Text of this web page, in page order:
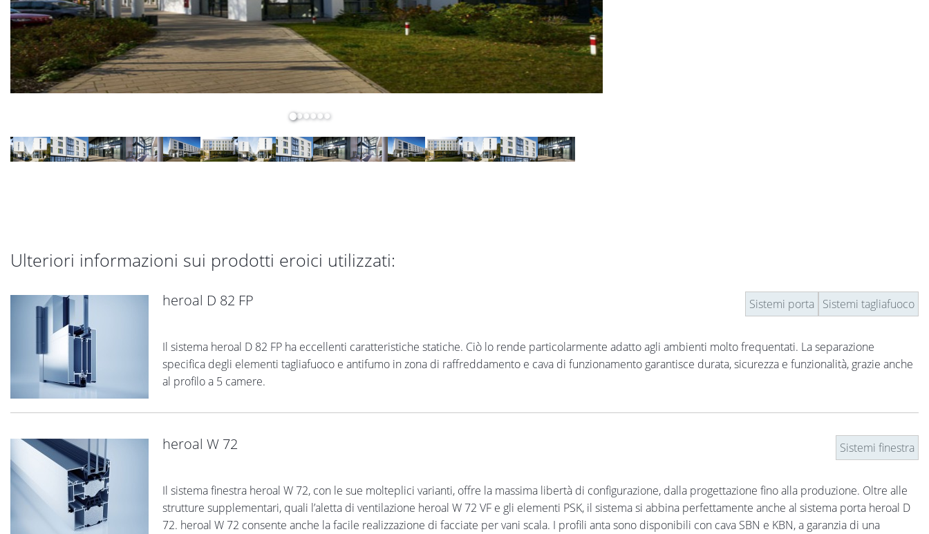
Ulteriori informazioni sui prodotti eroici utilizzati:
heroal D 82 FP Sistemi porta Sistemi tagliafuoco
Il sistema heroal D 82 FP ha eccellenti caratteristiche statiche. Ciò lo rende particolarmente adatto agli ambienti molto frequentati. La separazione
specifica degli elementi tagliafuoco e antifumo in zona di raffreddamento e cava di funzionamento garantisce durata, sicurezza e funzionalità, grazie anche
al profilo a 5 camere.
heroal W 72 Sistemi finestra
Il sistema finestra heroal W 72, con le sue molteplici varianti, offre la massima libertà di configurazione, dalla progettazione fino alla produzione. Oltre alle
strutture supplementari, quali l’aletta di ventilazione heroal W 72 VF e gli elementi PSK, il sistema si abbina perfettamente anche al sistema porta heroal D
72. heroal W 72 consente anche la facile realizzazione di facciate per vani scala. I profili anta sono disponibili con cava SBN e KBN, a garanzia di una